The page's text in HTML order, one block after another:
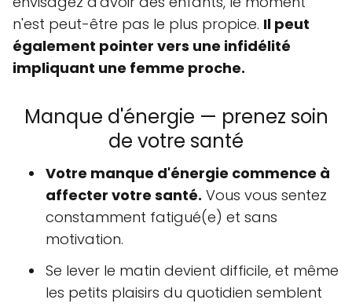
n'est peut-être pas le plus propice. Il peut
également pointer vers une infidélité
impliquant une femme proche.
Manque d'énergie — prenez soin
de votre santé
Votre manque d'énergie commence à
affecter votre santé. Vous vous sentez
constamment fatigué(e) et sans
motivation.
Se lever le matin devient difficile, et même
les petits plaisirs du quotidien semblent